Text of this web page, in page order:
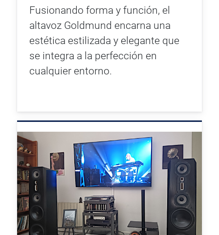
Fusionando forma y función, el
altavoz Goldmund encarna una
estética estilizada y elegante que
se integra a la perfección en
cualquier entorno.